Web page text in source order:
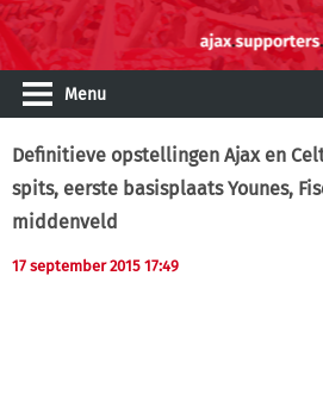
Menu
Definitieve opstellingen Ajax en
spits, eerste basisplaats Younes,
middenveld
17 september 2015 17:49